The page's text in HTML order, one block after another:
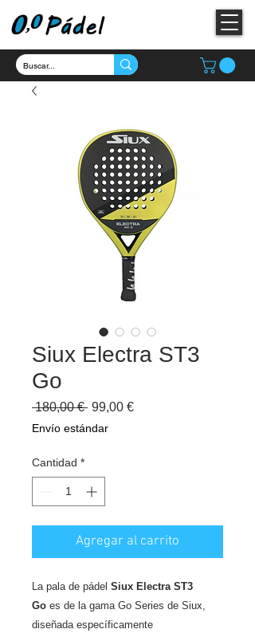
Siux Electra ST3
Go
180,00 € Precio
99,00 €Precio
Envío estándar
Cantidad *
Agregar al carrito
La pala de pádel Siux Electra ST3
Go es de la gama Go Series de Siux,
diseñada específicamente